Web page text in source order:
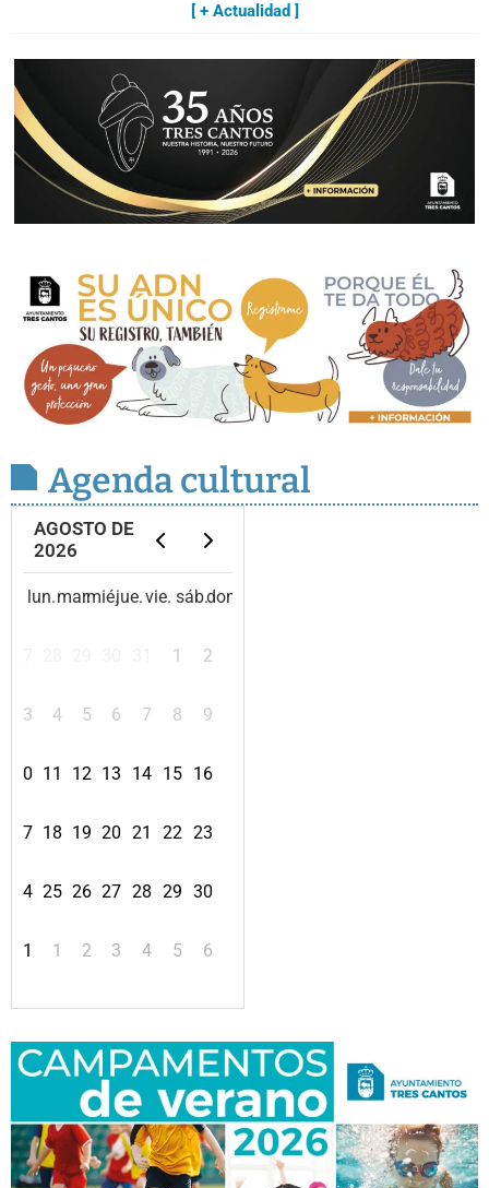
[ + Actualidad ]
Agenda cultural
AGOSTO DE
2026
lun.mar.mié.jue.vie. sáb.dom.
1 2
3 4 5 6 7 8 9
10 11 12 13 14 15 16
17 18 19 20 21 22 23
24 25 26 27 28 29 30
31 1 2 3 4 5 6